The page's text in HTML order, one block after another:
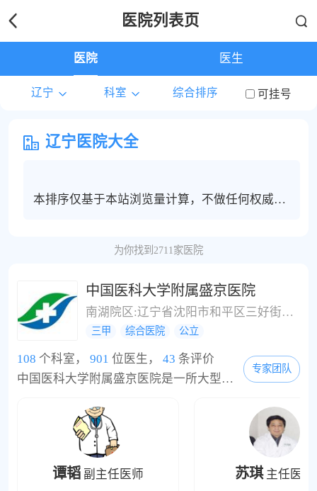
医院列表页
医院 医生
辽宁 科室 综合排序 可挂号
辽宁医院大全
本排序仅基于本站浏览量计算，不做任何权威度
为你找到2711家医院
中国医科大学附属盛京医院
南湖院区:辽宁省沈阳市和平区三好街36号;滑翔院区:辽宁省沈阳市铁西区滑翔路39号
三甲 综合医院 公立
108 个科室， 901 位医生， 43 条评价
中国医科大学附属盛京医院是一所大型综合性现代化数字化大学附属医院。目前，医院共有三个院区和一个教育研发基地。医院南湖院区位于辽宁省沈阳市和平区三好街，滑翔院区位于辽宁省沈阳市铁西区滑翔路，总占地面积13万平方米，总建筑面积54万平方米。沈北院区位于沈阳市沈北新区蒲河大道，总占地面积23.5万平方米。盛京医院医药研究教育发展基地位于辽宁省本溪市高新区“中国药都”，总占地面积62.58万平方米。2014年，“盛京医院 SHE...
专家团队
谭韬 副主任医师
苏琪 主任医师